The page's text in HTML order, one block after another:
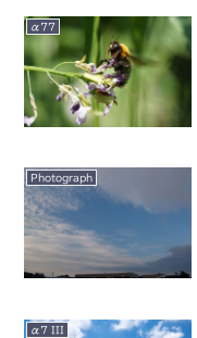
α77
Photograph
α7 III